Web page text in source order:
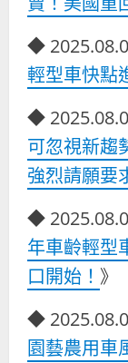
◆
輕型車快點
◆
可忽視新趨
強烈請願要
◆
年車齡輕型
口開始！ 》
◆
園藝農用車